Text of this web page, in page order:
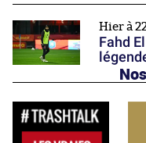
Hier à
Fahd